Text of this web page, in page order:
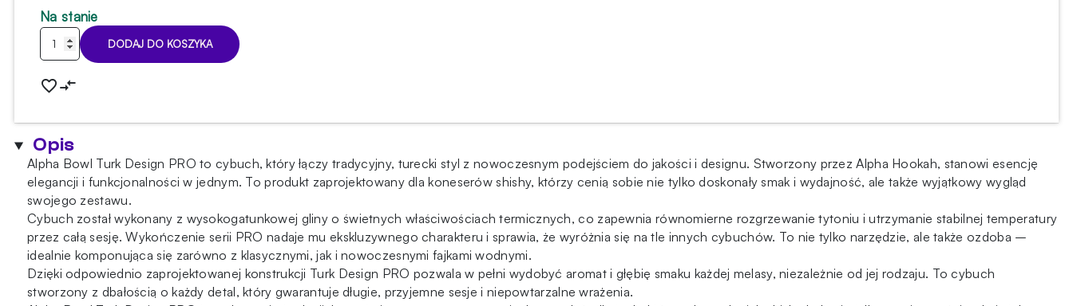
Na stanie
ilość
Cybuch
Bowl
Design
PRO
Christmas
Snowflake
DODAJ DO KOSZYKA
Opis
Alpha Bowl Turk Design PRO to cybuch, który łączy tradycyjny, turecki styl z nowoczesnym podejściem do jakości i designu. Stworzony przez Alpha Hookah, stanowi esencję
elegancji i funkcjonalności w jednym. To produkt zaprojektowany dla koneserów shishy, którzy cenią sobie nie tylko doskonały smak i wydajność, ale także wyjątkowy wygląd
swojego zestawu.
Cybuch został wykonany z wysokogatunkowej gliny o świetnych właściwościach termicznych, co zapewnia równomierne rozgrzewanie tytoniu i utrzymanie stabilnej temperatury
przez całą sesję. Wykończenie serii PRO nadaje mu ekskluzywnego charakteru i sprawia, że wyróżnia się na tle innych cybuchów. To nie tylko narzędzie, ale także ozdoba –
idealnie komponująca się zarówno z klasycznymi, jak i nowoczesnymi fajkami wodnymi.
Dzięki odpowiednio zaprojektowanej konstrukcji Turk Design PRO pozwala w pełni wydobyć aromat i głębię smaku każdej melasy, niezależnie od jej rodzaju. To cybuch
stworzony z dbałością o każdy detal, który gwarantuje długie, przyjemne sesje i niepowtarzalne wrażenia.